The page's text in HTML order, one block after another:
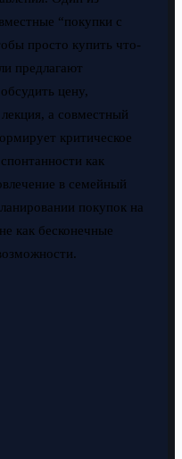
“покупки с
просто купить что-
предлагают
цену,
а совместный
критическое
как
в семейный
покупок на
как бесконечные